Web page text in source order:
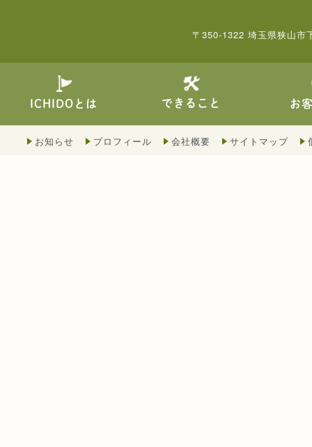
〒350-1322 埼玉県狭山市
ICHIDOとは できること お
お知らせ プロフィール 会社概要 サイトマップ